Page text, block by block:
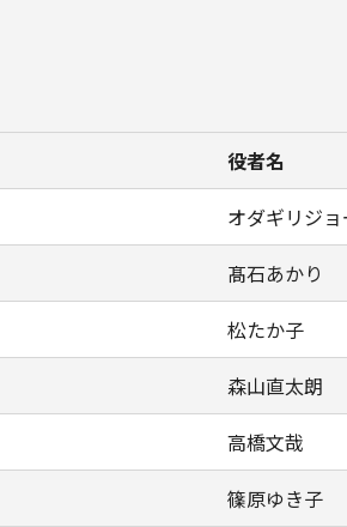
役者名
オダギリジョ
髙石あかり
松たか子
森山直太朗
高橋文哉
篠原ゆき子